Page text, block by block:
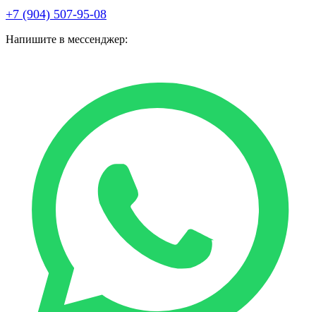
+7 (904) 507-95-08
Напишите в мессенджер: